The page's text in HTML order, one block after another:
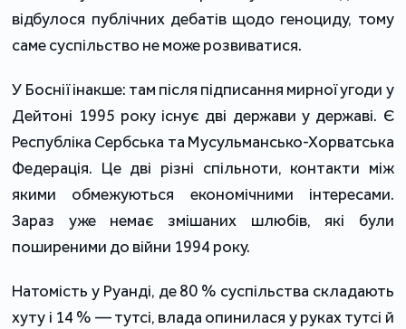
відбулося публічних дебатів щодо геноциду, тому
саме суспільство не може розвиватися.
У Боснії інакше: там після підписання мирної угоди у
Дейтоні 1995 року існує дві держави у державі. Є
Республіка Сербська та Мусульмансько-Хорватська
Федерація. Це дві різні спільноти, контакти між
якими обмежуються економічними інтересами.
Зараз уже немає змішаних шлюбів, які були
поширеними до війни 1994 року.
Натомість у Руанді, де 80 % суспільства складають
хуту і 14 % — тутсі, влада опинилася у руках тутсі й